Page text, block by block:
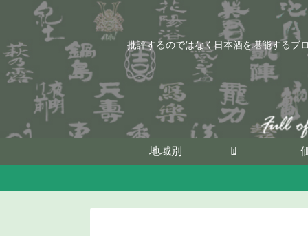
批評するのではなく日本酒を堪能するブ
地域別